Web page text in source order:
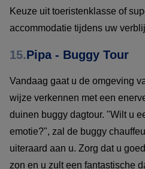
Keuze uit toeristenklasse of
accommodatie tijdens uw
15.Pipa - Buggy Tour
Vandaag gaat u de omgeving
wijze verkennen met een
duinen buggy dagtour. "Wilt u
emotie?", zal de buggy
uiteraard aan u. Zorg dat u
zon en u zult een fantastische